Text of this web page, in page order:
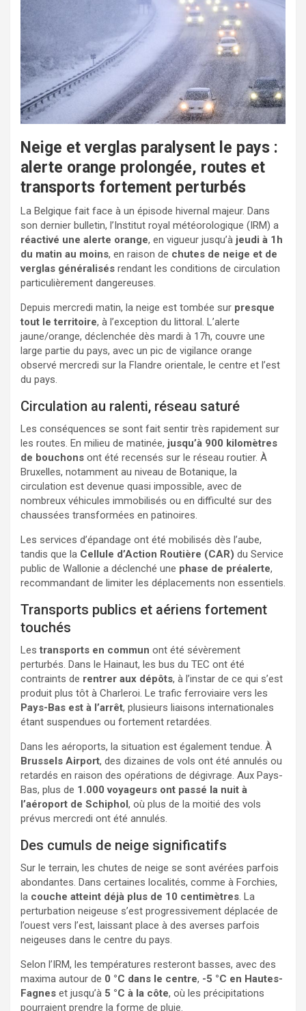
Neige et verglas paralysent le pays :
alerte orange prolongée, routes et
transports fortement perturbés
La Belgique fait face à un épisode hivernal majeur. Dans
son dernier bulletin, l’Institut royal météorologique (IRM) a
réactivé une alerte orange, en vigueur jusqu’à jeudi à 1h
du matin au moins, en raison de chutes de neige et de
verglas généralisés rendant les conditions de circulation
particulièrement dangereuses.
Depuis mercredi matin, la neige est tombée sur presque
tout le territoire, à l’exception du littoral. L’alerte
jaune/orange, déclenchée dès mardi à 17h, couvre une
large partie du pays, avec un pic de vigilance orange
observé mercredi sur la Flandre orientale, le centre et l’est
du pays.
Circulation au ralenti, réseau saturé
Les conséquences se sont fait sentir très rapidement sur
les routes. En milieu de matinée, jusqu’à 900 kilomètres
de bouchons ont été recensés sur le réseau routier. À
Bruxelles, notamment au niveau de Botanique, la
circulation est devenue quasi impossible, avec de
nombreux véhicules immobilisés ou en difficulté sur des
chaussées transformées en patinoires.
Les services d’épandage ont été mobilisés dès l’aube,
tandis que la Cellule d’Action Routière (CAR) du Service
public de Wallonie a déclenché une phase de préalerte,
recommandant de limiter les déplacements non essentiels.
Transports publics et aériens fortement
touchés
Lestransports en commun ont été sévèrement
perturbés. Dans le Hainaut, les bus du TEC ont été
contraints de rentrer aux dépôts, à l’instar de ce qui s’est
produit plus tôt à Charleroi. Le trafic ferroviaire vers les
Pays-Bas est à l’arrêt, plusieurs liaisons internationales
étant suspendues ou fortement retardées.
Dans les aéroports, la situation est également tendue. À
Brussels Airport, des dizaines de vols ont été annulés ou
retardés en raison des opérations de dégivrage. Aux Pays-
Bas, plus de 1.000 voyageurs ont passé la nuit à
l’aéroport de Schiphol, où plus de la moitié des vols
prévus mercredi ont été annulés.
Des cumuls de neige significatifs
Sur le terrain, les chutes de neige se sont avérées parfois
abondantes. Dans certaines localités, comme à Forchies,
la couche atteint déjà plus de 10 centimètres. La
perturbation neigeuse s’est progressivement déplacée de
l’ouest vers l’est, laissant place à des averses parfois
neigeuses dans le centre du pays.
Selon l’IRM, les températures resteront basses, avec des
maxima autour de 0 °C dans le centre, -5 °C en Hautes-
Fagnes et jusqu’à 5 °C à la côte, où les précipitations
pourraient prendre la forme de pluie.